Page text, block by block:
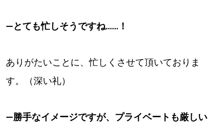
―とても忙しそうですね……！
ありがたいことに、忙しくさせて頂いておりま
す。（深い礼）
―勝手なイメージですが、プライベートも厳しい